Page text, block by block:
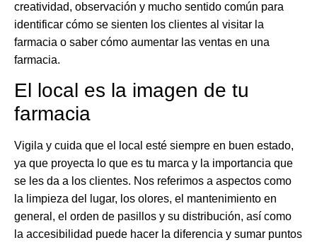
creatividad, observación y mucho sentido común para
identificar cómo se sienten los clientes al visitar la
farmacia o saber cómo aumentar las ventas en una
farmacia.
El local es la imagen de tu
farmacia
Vigila y cuida que el local esté siempre en buen estado,
ya que proyecta lo que es tu marca y la importancia que
se les da a los clientes. Nos referimos a aspectos como
la limpieza del lugar, los olores, el mantenimiento en
general, el orden de pasillos y su distribución, así como
la accesibilidad puede hacer la diferencia y sumar puntos